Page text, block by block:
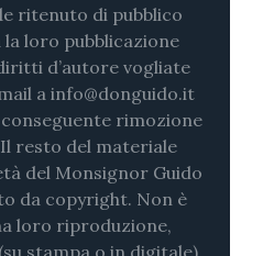
ritenuto di pubblico
loro pubblicazione
d’autore vogliate
a info@donguido.it
rimozione
resto del materiale
del Monsignor Guido
da copyright. Non è
loro riproduzione,
stampa o in digitale)